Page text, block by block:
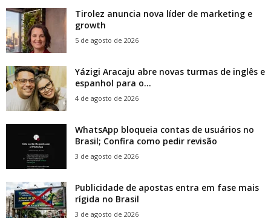
Tirolez anuncia nova líder de marketing e
growth
5 de agosto de 2026
Yázigi Aracaju abre novas turmas de inglês e
espanhol para o...
4 de agosto de 2026
WhatsApp bloqueia contas de usuários no
Brasil; Confira como pedir revisão
3 de agosto de 2026
Publicidade de apostas entra em fase mais
rígida no Brasil
3 de agosto de 2026